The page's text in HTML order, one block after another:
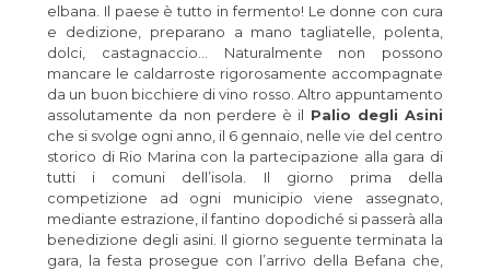
elbana. Il paese è tutto in fermento! Le donne con cura
e dedizione, preparano a mano tagliatelle, polenta,
dolci, castagnaccio… Naturalmente non possono
mancare le caldarroste rigorosamente accompagnate
da un buon bicchiere di vino rosso. Altro appuntamento
assolutamente da non perdere è il Palio degli Asini
che si svolge ogni anno, il 6 gennaio, nelle vie del centro
storico di Rio Marina con la partecipazione alla gara di
tutti i comuni dell’isola. Il giorno prima della
competizione ad ogni municipio viene assegnato,
mediante estrazione, il fantino dopodiché si passerà alla
benedizione degli asini. Il giorno seguente terminata la
gara, la festa prosegue con l’arrivo della Befana che,